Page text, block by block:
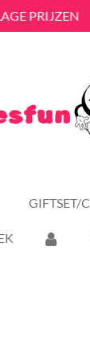
PRIJZEN
GIFTSET/